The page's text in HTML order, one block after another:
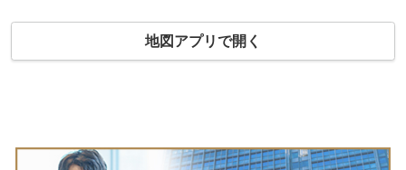
地図アプリで開く